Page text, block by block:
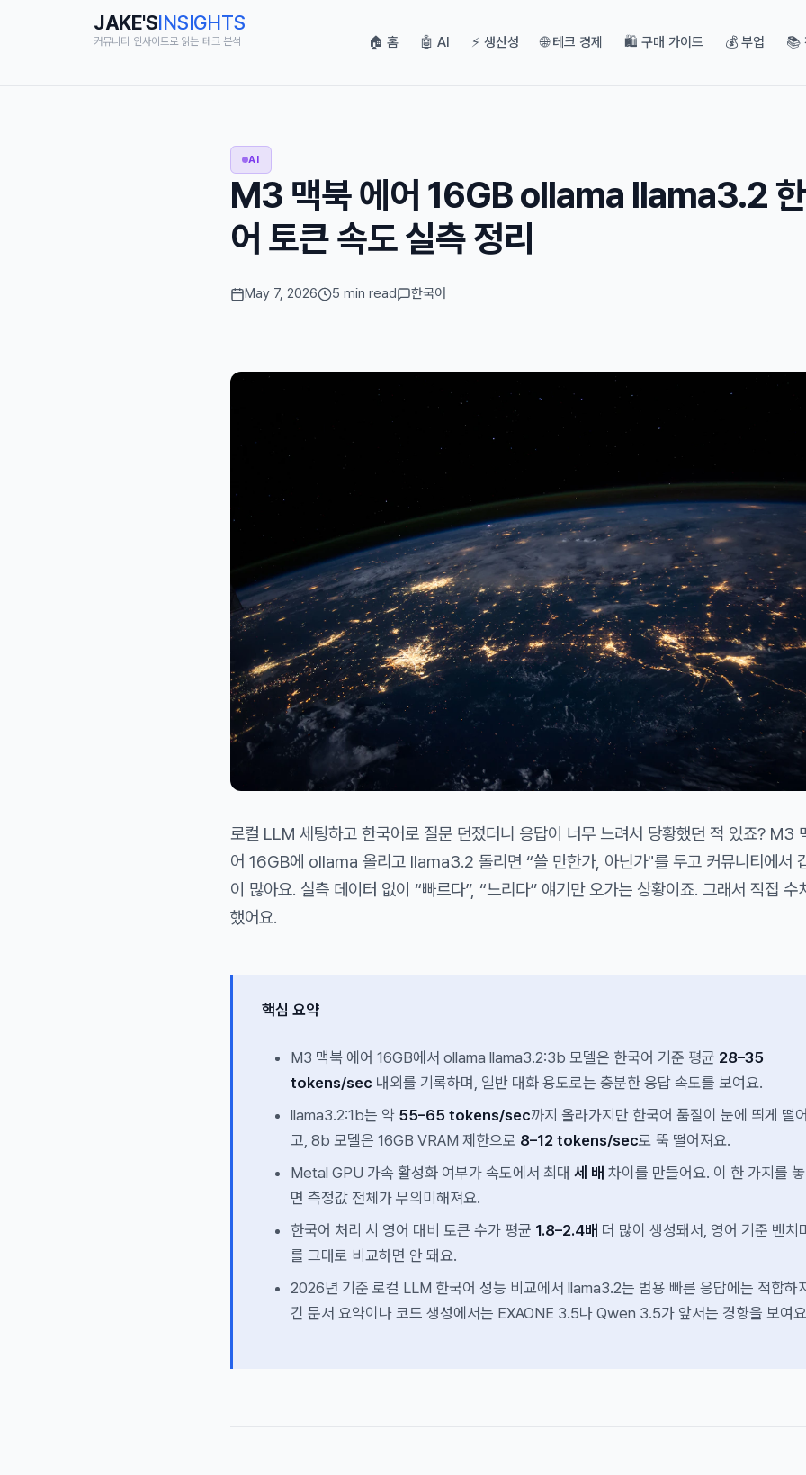
JAKE'SINSIGHTS
커뮤니티 인사이트로 읽는 테크 분석 🏠 홈 🤖 AI ⚡ 생산성 🌐 테크 경제 🛍️ 구매 가이드 💰 부업 📚
AI
M3 맥북 에어 16GB ollama llama3.2
어 토큰 속도 실측 정리
May 7, 2026 5 min read 한국어
로컬 LLM 세팅하고 한국어로 질문 던졌더니 응답이 너무 느려서 당황했던 적 있죠? M3
어 16GB에 ollama 올리고 llama3.2 돌리면 “쓸 만한가, 아닌가"를 두고 커뮤니티에서
이 많아요. 실측 데이터 없이 “빠르다”, “느리다” 얘기만 오가는 상황이죠. 그래서 직접 수
했어요.
핵심 요약
M3 맥북 에어 16GB에서 ollama llama3.2:3b 모델은 한국어 기준 평균 28–35
tokens/sec 내외를 기록하며, 일반 대화 용도로는 충분한 응답 속도를 보여요.
llama3.2:1b는 약 55–65 tokens/sec까지 올라가지만 한국어 품질이 눈에 띄게 떨
고, 8b 모델은 16GB VRAM 제한으로 8–12 tokens/sec로 뚝 떨어져요.
Metal GPU 가속 활성화 여부가 속도에서 최대 세 배 차이를 만들어요. 이 한 가지를
면 측정값 전체가 무의미해져요.
한국어 처리 시 영어 대비 토큰 수가 평균 1.8–2.4배 더 많이 생성돼서, 영어 기준 벤치
를 그대로 비교하면 안 돼요.
2026년 기준 로컬 LLM 한국어 성능 비교에서 llama3.2는 범용 빠른 응답에는 적합하
긴 문서 요약이나 코드 생성에서는 EXAONE 3.5나 Qwen 3.5가 앞서는 경향을 보여